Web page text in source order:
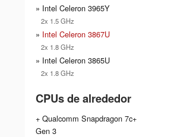
» Intel Celeron 3965Y
2x 1.5 GHz
» Intel Celeron 3867U
2x 1.8 GHz
» Intel Celeron 3865U
2x 1.8 GHz
CPUs de alrededor
+ Qualcomm Snapdragon 7c+
Gen 3